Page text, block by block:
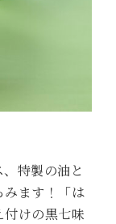
特製の油と
みます！「は
けの黒七味